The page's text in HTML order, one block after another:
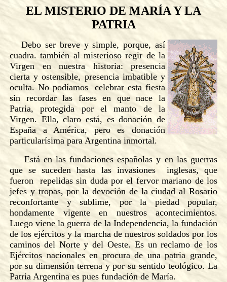
EL MISTERIO DE MARÍA Y LA
PATRIA
Debo ser breve y simple, porque, así
cuadra. también al misterioso regir de la
Virgen en nuestra historia: presencia
cierta y ostensible, presencia imbatible y
oculta. No podíamos celebrar esta fiesta
sin recordar las fases en que nace la
Patria, protegida por el manto de la
Virgen. Ella, claro está, es donación de
España a América, pero es donación
particularísima para Argentina inmortal.
Está en las fundaciones españolas y en las guerras
que se suceden hasta las invasiones inglesas, que
fueron repelidas sin duda por el fervor mariano de los
jefes y tropas, por la devoción de la ciudad al Rosario
reconfortante y sublime, por la piedad popular,
hondamente vigente en nuestros acontecimientos.
Luego viene la guerra de la Independencia, la fundación
de los ejércitos y la marcha de nuestros soldados por los
caminos del Norte y del Oeste. Es un reclamo de los
Ejércitos nacionales en procura de una patria grande,
por su dimensión terrena y por su sentido teológico. La
Patria Argentina es pues fundación de María.